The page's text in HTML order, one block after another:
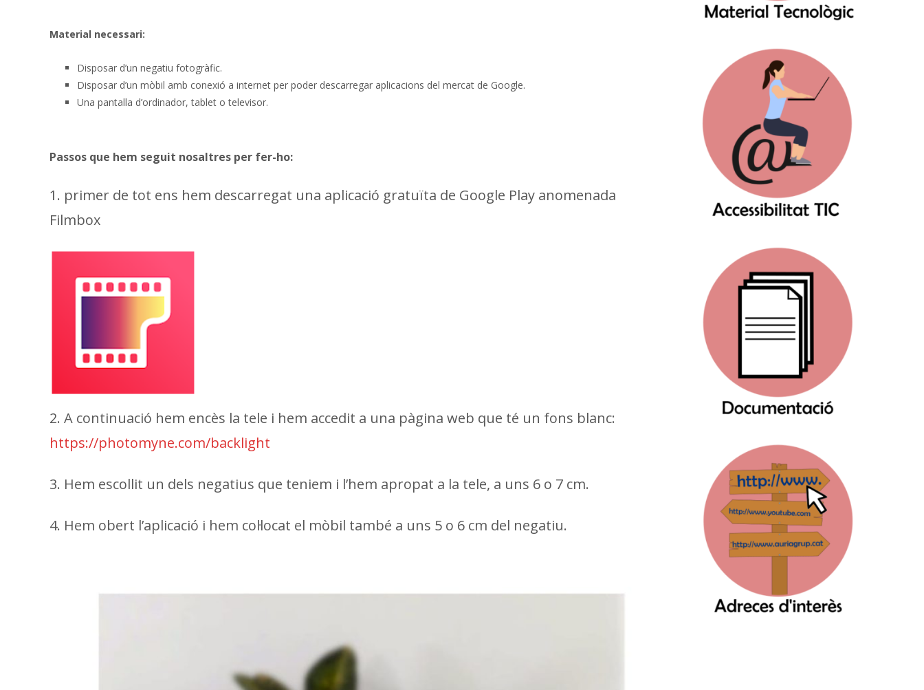
Material necessari:
Disposar d’un negatiu fotogràfic.
Disposar d’un mòbil amb conexió a internet per poder descarregar aplicacions del mercat de Google.
Una pantalla d’ordinador, tablet o televisor.
Passos que hem seguit nosaltres per fer-ho:
1. primer de tot ens hem descarregat una aplicació gratuïta de Google Play anomenada
Filmbox
2. A continuació hem encès la tele i hem accedit a una pàgina web que té un fons blanc:
https://photomyne.com/backlight
3. Hem escollit un dels negatius que teniem i l’hem apropat a la tele, a uns 6 o 7 cm.
4. Hem obert l’aplicació i hem col·locat el mòbil també a uns 5 o 6 cm del negatiu.